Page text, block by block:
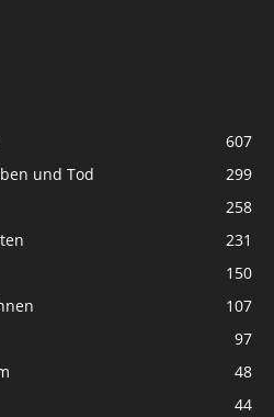
607
und Tod
299
258
231
150
107
97
48
44